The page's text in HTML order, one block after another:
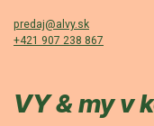
predaj@alvy.sk
+421 907 238 867
VY & my v